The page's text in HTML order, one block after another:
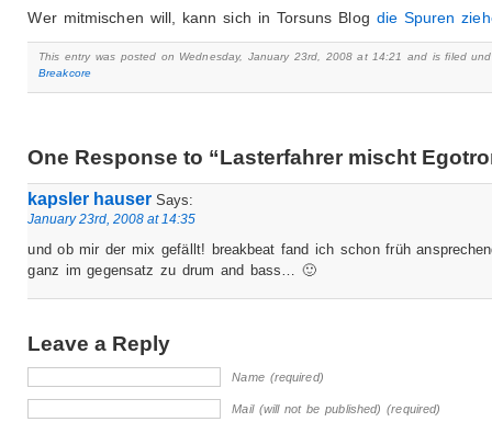
Wer mitmischen will, kann sich in Torsuns Blog die Spuren
This entry was posted on Wednesday, January 23rd, 2008 at 14:21 and is filed
Breakcore
One Response to “Lasterfahrer mischt
kapsler hauser Says:
January 23rd, 2008 at 14:35
und ob mir der mix gefällt! breakbeat fand ich schon früh
ganz im gegensatz zu drum and bass… 🙂
Leave a Reply
Name (required)
Mail (will not be published) (required)